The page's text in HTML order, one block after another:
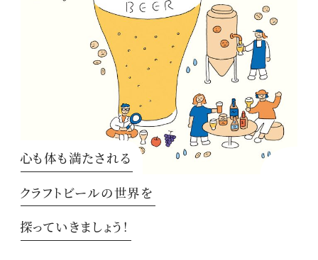
心も体も満たされる
クラフトビールの世界を
探っていきましょう！